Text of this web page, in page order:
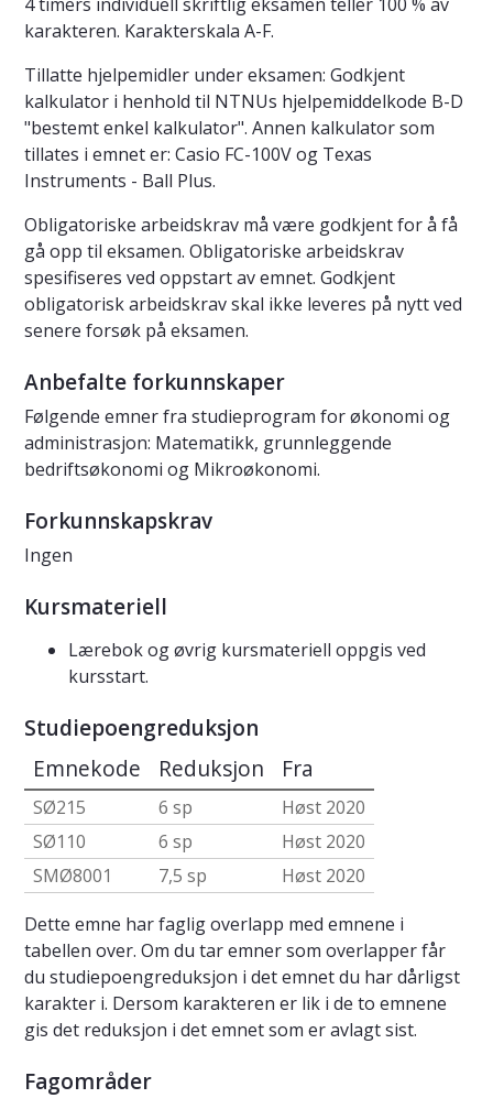
karakteren. Karakterskala A-F.
Tillatte hjelpemidler under eksamen: Godkjent
kalkulator i henhold til NTNUs hjelpemiddelkode B-D
"bestemt enkel kalkulator". Annen kalkulator som
tillates i emnet er: Casio FC-100V og Texas
Instruments - Ball Plus.
Obligatoriske arbeidskrav må være godkjent for å få
gå opp til eksamen. Obligatoriske arbeidskrav
spesifiseres ved oppstart av emnet. Godkjent
obligatorisk arbeidskrav skal ikke leveres på nytt ved
senere forsøk på eksamen.
Anbefalte forkunnskaper
Følgende emner fra studieprogram for økonomi og
administrasjon: Matematikk, grunnleggende
bedriftsøkonomi og Mikroøkonomi.
Forkunnskapskrav
Ingen
Kursmateriell
Lærebok og øvrig kursmateriell oppgis ved
kursstart.
Studiepoengreduksjon
Emnekode Reduksjon Fra
SØ215 6 sp
Høst 2020
SØ110
6 sp
Høst 2020
SMØ8001
7,5 sp
Høst 2020
Dette emne har faglig overlapp med emnene i
tabellen over. Om du tar emner som overlapper får
du studiepoengreduksjon i det emnet du har dårligst
karakter i. Dersom karakteren er lik i de to emnene
gis det reduksjon i det emnet som er avlagt sist.
Fagområder